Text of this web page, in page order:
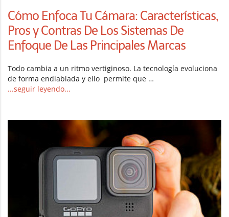
Cómo Enfoca Tu Cámara: Características,
Pros y Contras De Los Sistemas De
Enfoque De Las Principales Marcas
Todo cambia a un ritmo vertiginoso. La tecnología evoluciona
de forma endiablada y ello permite que …
...seguir leyendo...